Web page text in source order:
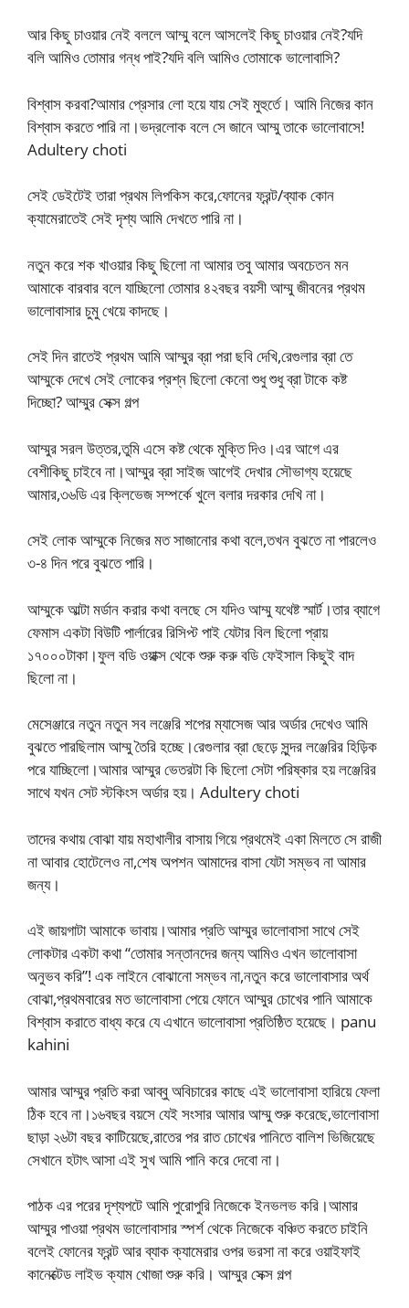
আর কিছু চাওয়ার নেই বললে আম্মু বলে আসলেই কিছু চাওয়ার নেই?যদি
বলি আমিও তোমার গন্ধ পাই?যদি বলি আমিও তোমাকে ভালোবাসি?
বিশ্বাস করবা?আমার প্রেসার লো হয়ে যায় সেই মুহুর্তে। আমি নিজের কান
বিশ্বাস করতে পারি না।ভদ্রলোক বলে সে জানে আম্মু তাকে ভালোবাসে!
Adultery choti
সেই ডেইটেই তারা প্রথম লিপকিস করে,ফোনের ফ্রন্ট/ব্যাক কোন
ক্যামেরাতেই সেই দৃশ্য আমি দেখতে পারি না।
নতুন করে শক খাওয়ার কিছু ছিলো না আমার তবু আমার অবচেতন মন
আমাকে বারবার বলে যাচ্ছিলো তোমার ৪২বছর বয়সী আম্মু জীবনের প্রথম
ভালোবাসার চুমু খেয়ে কাদছে।
সেই দিন রাতেই প্রথম আমি আম্মুর ব্রা পরা ছবি দেখি,রেগুলার ব্রা তে
আম্মুকে দেখে সেই লোকের প্রশ্ন ছিলো কেনো শুধু শুধু ব্রা টাকে কষ্ট
দিচ্ছো? আম্মুর সেক্স গল্প
আম্মুর সরল উত্তর,তুমি এসে কষ্ট থেকে মুক্তি দিও।এর আগে এর
বেশীকিছু চাইবে না।আম্মুর ব্রা সাইজ আগেই দেখার সৌভাগ্য হয়েছে
আমার,৩৬ডি এর ক্লিভেজ সম্পর্কে খুলে বলার দরকার দেখি না।
সেই লোক আম্মুকে নিজের মত সাজানোর কথা বলে,তখন বুঝতে না পারলেও
৩-৪ দিন পরে বুঝতে পারি।
আম্মুকে আল্টা মর্ডান করার কথা বলছে সে যদিও আম্মু যথেষ্ট স্মার্ট।তার ব্যাগে
ফেমাস একটা বিউটি পার্লারের রিসিপ্ট পাই যেটার বিল ছিলো প্রায়
১৭০০০টাকা।ফুল বডি ওয়াক্স থেকে শুরু করু বডি ফেইসাল কিছুই বাদ
ছিলো না।
মেসেঞ্জারে নতুন নতুন সব লঞ্জেরি শপের ম্যাসেজ আর অর্ডার দেখেও আমি
বুঝতে পারছিলাম আম্মু তৈরি হচ্ছে।রেগুলার ব্রা ছেড়ে সুন্দর লঞ্জেরির হিড়িক
পরে যাচ্ছিলো।আমার আম্মুর ভেতরটা কি ছিলো সেটা পরিষ্কার হয় লঞ্জেরির
সাথে যখন সেট স্টকিংস অর্ডার হয়। Adultery choti
তাদের কথায় বোঝা যায় মহাখালীর বাসায় গিয়ে প্রথমেই একা মিলতে সে রাজী
না আবার হোটেলেও না,শেষ অপশন আমাদের বাসা যেটা সম্ভব না আমার
জন্য।
এই জায়গাটা আমাকে ভাবায়।আমার প্রতি আম্মুর ভালোবাসা সাথে সেই
লোকটার একটা কথা “তোমার সন্তানদের জন্য আমিও এখন ভালোবাসা
অনুভব করি”! এক লাইনে বোঝানো সম্ভব না,নতুন করে ভালোবাসার অর্থ
বোঝা,প্রথমবারের মত ভালোবাসা পেয়ে ফোনে আম্মুর চোখের পানি আমাকে
বিশ্বাস করাতে বাধ্য করে যে এখানে ভালোবাসা প্রতিষ্ঠিত হয়েছে। panu
kahini
আমার আম্মুর প্রতি করা আব্বু অবিচারের কাছে এই ভালোবাসা হারিয়ে ফেলা
ঠিক হবে না।১৬বছর বয়সে যেই সংসার আমার আম্মু শুরু করেছে,ভালোবাসা
ছাড়া ২৬টা বছর কাটিয়েছে,রাতের পর রাত চোখের পানিতে বালিশ ভিজিয়েছে
সেখানে হটাৎ আসা এই সুখ আমি পানি করে দেবো না।
পাঠক এর পরের দৃশ্যপটে আমি পুরোপুরি নিজেকে ইনভলভ করি।আমার
আম্মুর পাওয়া প্রথম ভালোবাসার স্পর্শ থেকে নিজেকে বঞ্চিত করতে চাইনি
বলেই ফোনের ফ্রন্ট আর ব্যাক ক্যামেরার ওপর ভরসা না করে ওয়াইফাই
কানেক্টেড লাইভ ক্যাম খোজা শুরু করি। আম্মুর সেক্স গল্প